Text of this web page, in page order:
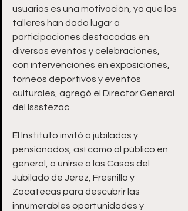
usuarios es una motivación, ya que los
talleres han dado lugar a
participaciones destacadas en
diversos eventos y celebraciones,
con intervenciones en exposiciones,
torneos deportivos y eventos
culturales, agregó el Director General
del Issstezac.
El Instituto invitó a jubilados y
pensionados, así como al público en
general, a unirse a las Casas del
Jubilado de Jerez, Fresnillo y
Zacatecas para descubrir las
innumerables oportunidades y